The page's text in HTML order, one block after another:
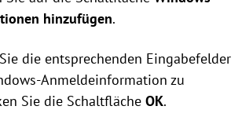
hinzufügen.
die entsprechenden Eingabefelder
Anmeldeinformation zu
Sie die Schaltfläche OK.